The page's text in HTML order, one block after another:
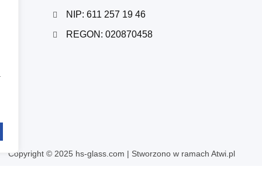
NIP: 611 257 19 46
REGON: 020870458
Copyright © 2025 hs-glass.com | Stworzono w ramach Atwi.pl